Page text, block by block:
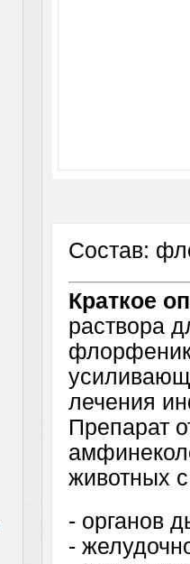
Состав:
Краткое
раствора
лечения
Препарат
животных
- органов
-